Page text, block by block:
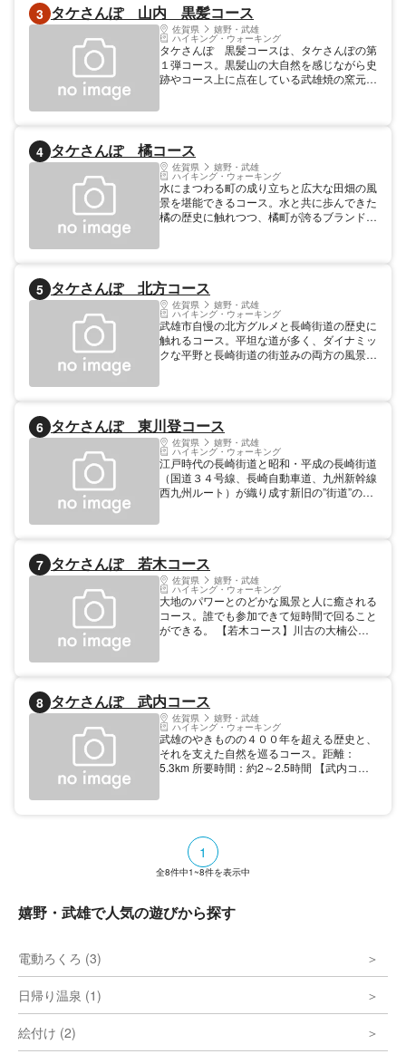
貴明寺(2.5km)→池ノ内湖→保養村もよおし
広場（4km）→山岳遊歩道終了地点
（6.2km）→白岩競技場→武雄市文化会館
（9km）→武雄神社・武雄の大楠（9.8km）
→塚崎の大楠→市役所前（11.3km）→武雄
温泉観光案内所「がばい」→武雄温泉楼門
3 タケさんぽ 山内 黒髪コース
佐賀県 嬉野・武雄
ハイキング・ウォーキング
タケさんぽ 黒髪コースは、タケさんぽの第
１弾コース。黒髪山の大自然を感じながら史
跡やコース上に点在している武雄焼の窯元巡
山堂（4.3km）→筒江窯跡（5.8km）→一の
鳥居（7.8km）
4 タケさんぽ 橘コース
佐賀県 嬉野・武雄
ハイキング・ウォーキング
水にまつわる町の成り立ちと広大な田畑の風
景を堪能できるコース。水と共に歩んできた
橘の歴史に触れつつ、橘町が誇るブランド米
→納手の天満宮（1.6km）→かっぱの誓文石
（2.3km）→潮見神社中宮（2.8km）→潮見
神社上宮（3.2km）→奈良麿公墓（4.5km）
→おつぼ神籠石第一水門（4.8km）→（おつ
ぼ山：オプションコース）→橘公民館
5 タケさんぽ 北方コース
佐賀県 嬉野・武雄
ハイキング・ウォーキング
武雄市自慢の北方グルメと長崎街道の歴史に
触れるコース。平坦な道が多く、ダイナミッ
クな平野と長崎街道の街並みの両方の風景が
園）→フランソア佐賀工場→稲主神社→井出
ちゃんぽん→北方公民館
6 タケさんぽ 東川登コース
佐賀県 嬉野・武雄
ハイキング・ウォーキング
江戸時代の長崎街道と昭和・平成の長崎街道
（国道３４号線、長崎自動車道、九州新幹線
西九州ルート）が織り成す新旧の”街道”の風
（270m）→貴船神社（1.9km）→正一位神
社（2.6km）→右土手公民館（3.1km）→蓮
和の地蔵尊（5.2km）→（10月：コスモス街
道）→東川登公民館
7 タケさんぽ 若木コース
佐賀県 嬉野・武雄
ハイキング・ウォーキング
大地のパワーとのどかな風景と人に癒される
コース。誰でも参加できて短時間で回ること
ができる。 【若木コース】川古の大楠公園
8 タケさんぽ 武内コース
佐賀県 嬉野・武雄
ハイキング・ウォーキング
武雄のやきものの４００年を超える歴史と、
それを支えた自然を巡るコース。距離：
5.3km 所要時間：約2～2.5時間 【武内コー
旬：馬場の山桜）→深海宗伝没後４００年記
1
全8件中1~8件を表示中
嬉野・武雄で人気の遊びから探す
電動ろくろ (3)
日帰り温泉 (1)
絵付け (2)